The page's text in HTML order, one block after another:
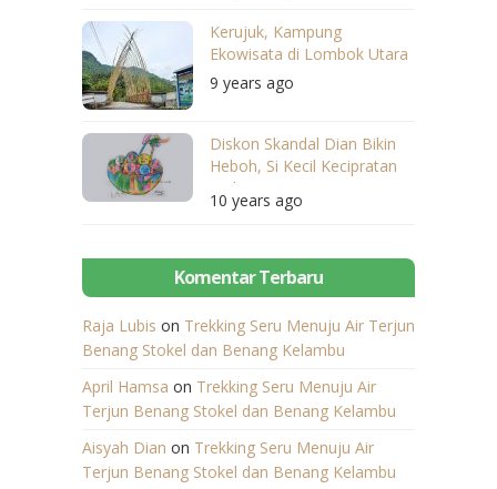
Kerujuk, Kampung
Ekowisata di Lombok Utara
9 years ago
Diskon Skandal Dian Bikin
Heboh, Si Kecil Kecipratan
Diskonnya
10 years ago
Komentar Terbaru
Raja Lubis on Trekking Seru Menuju Air Terjun
Benang Stokel dan Benang Kelambu
April Hamsa on Trekking Seru Menuju Air
Terjun Benang Stokel dan Benang Kelambu
Aisyah Dian on Trekking Seru Menuju Air
Terjun Benang Stokel dan Benang Kelambu